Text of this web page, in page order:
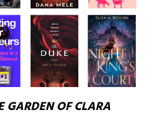
GARDEN OF CLARA